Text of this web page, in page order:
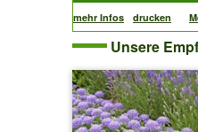
mehr Infos drucken
Unsere